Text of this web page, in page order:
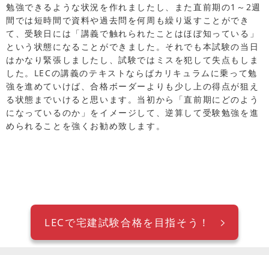
勉強できるような状況を作れましたし、また直前期の1～2週
間では短時間で資料や過去問を何周も繰り返すことができ
て、受験日には「講義で触れられたことはほぼ知っている」
という状態になることができました。それでも本試験の当日
はかなり緊張しましたし、試験ではミスを犯して失点もしま
した。LECの講義のテキストならばカリキュラムに乗って勉
強を進めていけば、合格ボーダーよりも少し上の得点が狙え
る状態までいけると思います。当初から「直前期にどのよう
になっているのか」をイメージして、逆算して受験勉強を進
められることを強くお勧め致します。
LECで宅建試験合格を目指そう！